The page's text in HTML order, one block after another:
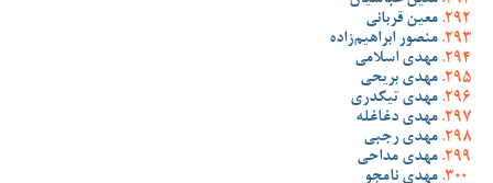
معین قربانی
منصور ابراهیم‌زاده
مهدی اسلامی
مهدی بریحی
مهدی تیکدری
مهدی دغاغله
مهدی رجبی
مهدی مداحی
مهدی نامجو